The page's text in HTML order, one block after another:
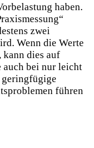
haben.
zwei
Wenn die Werte
kann dies auf
auch bei nur leicht
geringfügige
führen